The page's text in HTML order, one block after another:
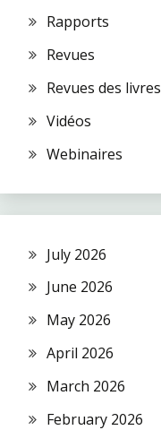
Rapports
Revues
Revues des livres
Vidéos
Webinaires
July 2026
June 2026
May 2026
April 2026
March 2026
February 2026